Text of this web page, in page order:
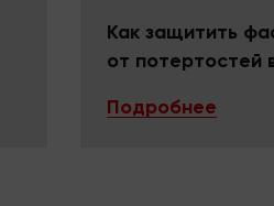
Как защитить
от потертостей
Подробнее